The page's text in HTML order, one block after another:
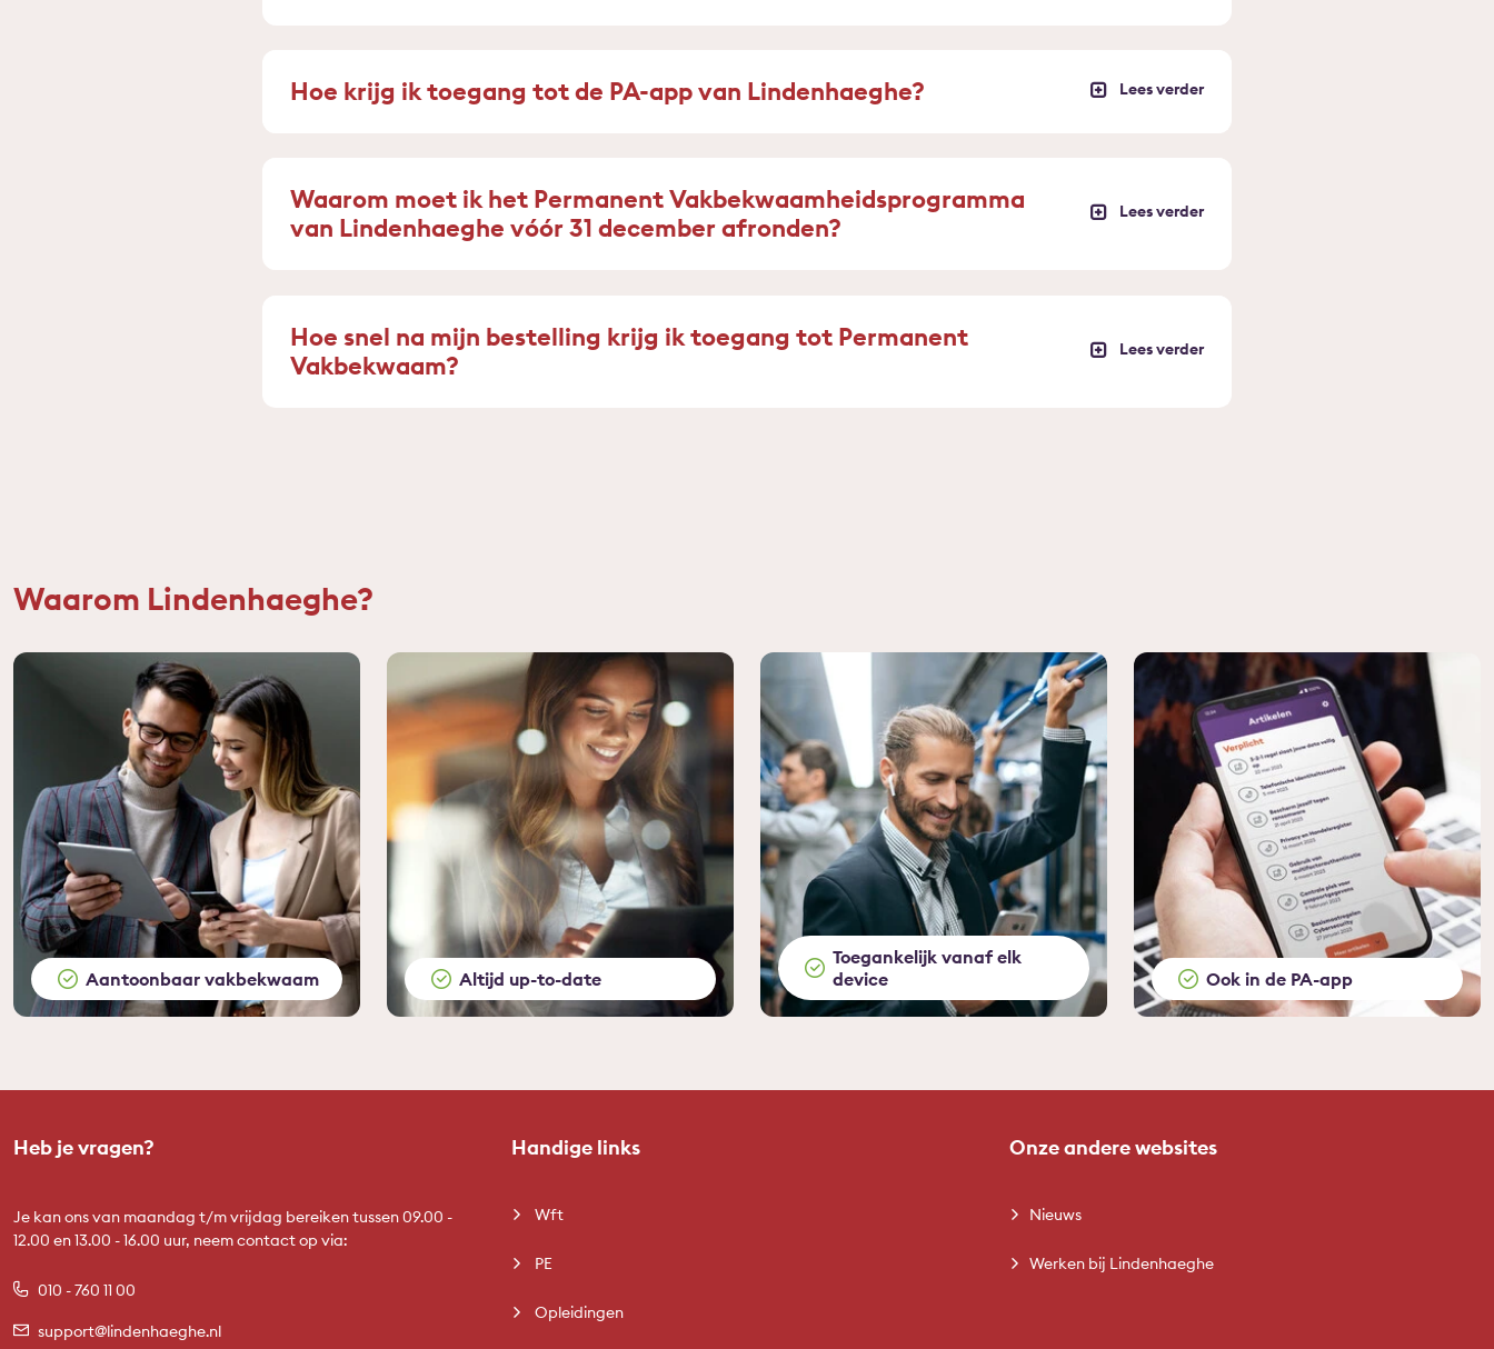
Hoe krijg ik toegang tot de PA-app van Lindenhaeghe?
Waarom moet ik het Permanent Vakbekwaamheidsprogramma
van Lindenhaeghe vóór 31 december afronden?
Hoe snel na mijn bestelling krijg ik toegang tot Permanent
Vakbekwaam?
Waarom Lindenhaeghe?
Aantoonbaar vakbekwaam Altijd up-to-date
Toegankelijk vanaf elk
device
Ook in de PA-app
Heb je vragen?
Je kan ons van maandag t/m vrijdag bereiken tussen 09.00 -
12.00 en 13.00 - 16.00 uur, neem contact op via:
010 - 760 11 00
support@lindenhaeghe.nl
Handige links
Wft
PE
Opleidingen
Onze andere websites
Nieuws
Werken bij Lindenhaeghe